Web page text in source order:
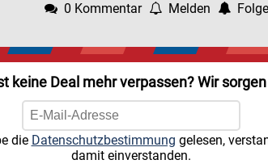
0 Kommentar Melden
keine Deal mehr verpassen? Wir
die Datenschutzbestimmung gelesen,
damit einverstanden.